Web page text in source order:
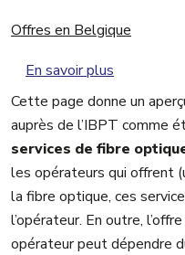
Offres en Belgique
En savoir plus
Cette page donne un
auprès de l’IBPT comme
services de fibre
les opérateurs qui offrent
la fibre optique, ces
l’opérateur. En outre,
opérateur peut dépendre